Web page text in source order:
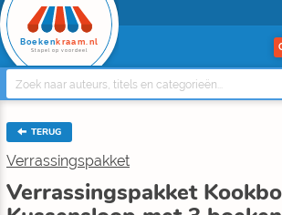
Boeken kraam.nl
Stapel op voordeel
TERUG
Verrassingspakket
Verrassingspakket